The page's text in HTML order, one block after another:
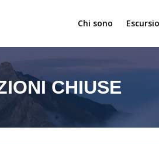
Chi sono
CHIUSE